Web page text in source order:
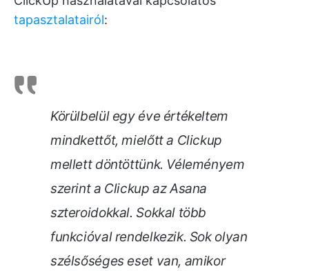
tapasztalatairól:
Körülbelül egy éve értékeltem
mindkettőt, mielőtt a Clickup
mellett döntöttünk. Véleményem
szerint a Clickup az Asana
szteroidokkal. Sokkal több
funkcióval rendelkezik. Sok olyan
szélsőséges eset van, amikor